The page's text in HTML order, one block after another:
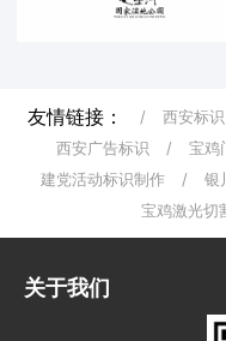
友情链接： / 西安标识
西安广告标识
/ 宝鸡
建党活动标识制作
/ 银
宝鸡激光切
关于我们